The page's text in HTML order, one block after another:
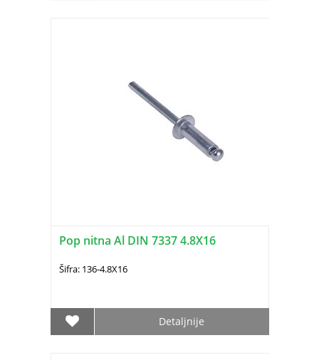
Pop nitna Al DIN 7337 4.8X16
Šifra: 136-4.8X16
Detaljnije